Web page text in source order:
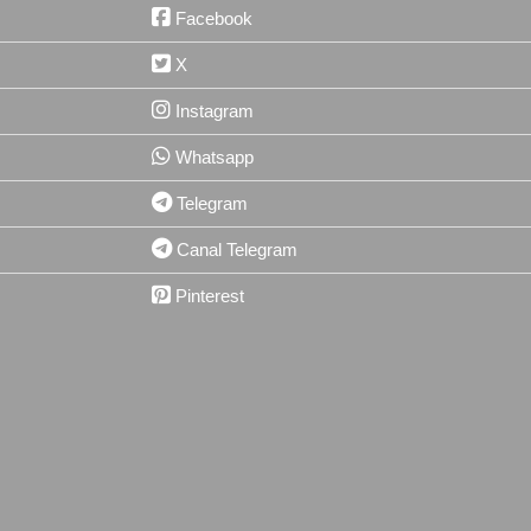
Facebook
X
Instagram
Whatsapp
Telegram
Canal Telegram
Pinterest